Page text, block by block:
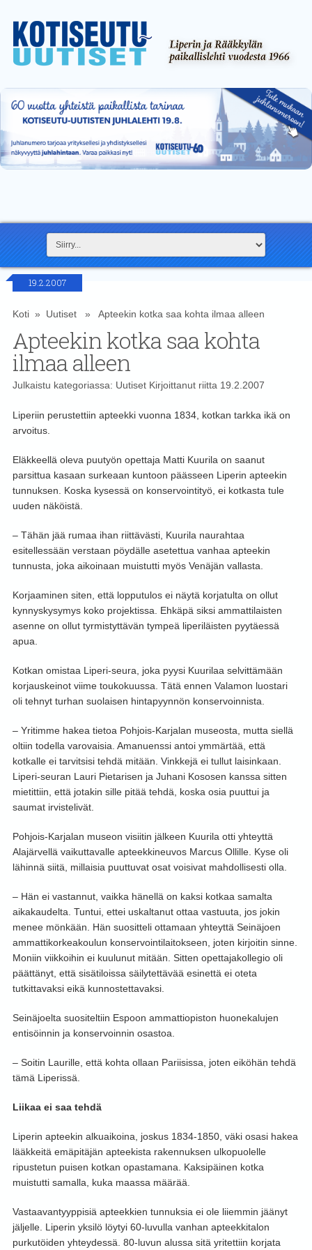
19.2.2007
Koti» Uutiset» Apteekin kotka saa kohta ilmaa alleen
Apteekin kotka saa kohta
ilmaa alleen
Julkaistu kategoriassa: UutisetKirjoittanut riitta19.2.2007
Liperiin perustettiin apteekki vuonna 1834, kotkan tarkka ikä on
arvoitus.
Eläkkeellä oleva puutyön opettaja Matti Kuurila on saanut
parsittua kasaan surkeaan kuntoon päässeen Liperin apteekin
tunnuksen. Koska kysessä on konservointityö, ei kotkasta tule
uuden näköistä.
– Tähän jää rumaa ihan riittävästi, Kuurila naurahtaa
esitellessään verstaan pöydälle asetettua vanhaa apteekin
tunnusta, joka aikoinaan muistutti myös Venäjän vallasta.
Korjaaminen siten, että lopputulos ei näytä korjatulta on ollut
kynnyskysymys koko projektissa. Ehkäpä siksi ammattilaisten
asenne on ollut tyrmistyttävän tympeä liperiläisten pyytäessä
apua.
Kotkan omistaa Liperi-seura, joka pyysi Kuurilaa selvittämään
korjauskeinot viime toukokuussa. Tätä ennen Valamon luostari
oli tehnyt turhan suolaisen hintapyynnön konservoinnista.
– Yritimme hakea tietoa Pohjois-Karjalan museosta, mutta siellä
oltiin todella varovaisia. Amanuenssi antoi ymmärtää, että
kotkalle ei tarvitsisi tehdä mitään. Vinkkejä ei tullut laisinkaan.
Liperi-seuran Lauri Pietarisen ja Juhani Kososen kanssa sitten
mietittiin, että jotakin sille pitää tehdä, koska osia puuttui ja
saumat irvistelivät.
Pohjois-Karjalan museon visiitin jälkeen Kuurila otti yhteyttä
Alajärvellä vaikuttavalle apteekkineuvos Marcus Ollille. Kyse oli
lähinnä siitä, millaisia puuttuvat osat voisivat mahdollisesti olla.
– Hän ei vastannut, vaikka hänellä on kaksi kotkaa samalta
aikakaudelta. Tuntui, ettei uskaltanut ottaa vastuuta, jos jokin
menee mönkään. Hän suositteli ottamaan yhteyttä Seinäjoen
ammattikorkeakoulun konservointilaitokseen, joten kirjoitin sinne.
Moniin viikkoihin ei kuulunut mitään. Sitten opettajakollegio oli
päättänyt, että sisätiloissa säilytettävää esinettä ei oteta
tutkittavaksi eikä kunnostettavaksi.
Seinäjoelta suositeltiin Espoon ammattiopiston huonekalujen
entisöinnin ja konservoinnin osastoa.
– Soitin Laurille, että kohta ollaan Pariisissa, joten eiköhän tehdä
tämä Liperissä.
Liikaa ei saa tehdä
Liperin apteekin alkuaikoina, joskus 1834-1850, väki osasi hakea
lääkkeitä emäpitäjän apteekista rakennuksen ulkopuolelle
ripustetun puisen kotkan opastamana. Kaksipäinen kotka
muistutti samalla, kuka maassa määrää.
Vastaavantyyppisiä apteekkien tunnuksia ei ole liiemmin jäänyt
jäljelle. Liperin yksilö löytyi 60-luvulla vanhan apteekkitalon
purkutöiden yhteydessä. 80-luvun alussa sitä yritettiin korjata